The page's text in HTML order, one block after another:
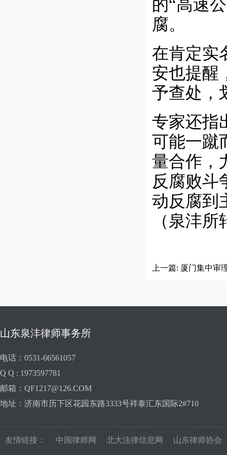
的“高速
腐。
在肯定实
安也提醒
予查处，
专家还指
可能一蹴
量合作，
反腐败斗
动反腐到
（泉沣
上一篇: 厦门集中审
山东泉沣律师事务所
电话：0531-66561057
Q Q : 1973597781
邮箱：QF1217@126.COM
地址：济南市历下区花园东路3333号祥泰汇东国际2#710
友情链接： 中国律师网 北大法律信息网 山东律师协会